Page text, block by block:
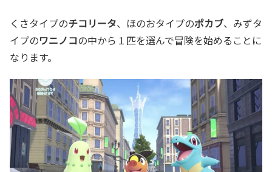
くさタイプのチコリータ、ほのおタイプのポカブ、みずタ
イプのワニノコの中から１匹を選んで冒険を始めることに
なります。